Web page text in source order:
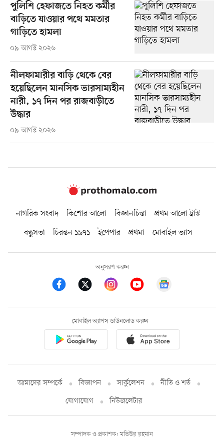
পুলিশি হেফাজতে নিহত কর্মীর
বাড়িতে যাওয়ার পথে মমতার
গাড়িতে হামলা
০৯ আগস্ট ২০২৬
নীলফামারীর বাড়ি থেকে বের
হয়েছিলেন মানসিক ভারসাম্যহীন
নারী, ১৭ দিন পর রাজবাড়ীতে
উদ্ধার
০৯ আগস্ট ২০২৬
নাগরিক সংবাদ কিশোর আলো বিজ্ঞানচিন্তা
প্রথম আলো ট্রাস্ট
বন্ধুসভা
চিরন্তন ১৯৭১ ইপেপার প্রথমা মোবাইল ভ্যাস
অনুসরণ করুন
মোবাইল অ্যাপস ডাউনলোড করুন
আমাদের সম্পর্কে বিজ্ঞাপন সার্কুলেশন
নীতি ও শর্ত
যোগাযোগ
নিউজলেটার
সম্পাদক ও প্রকাশক: মতিউর রহমান